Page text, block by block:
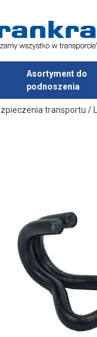
Asortyment do
podnoszenia
transportu /